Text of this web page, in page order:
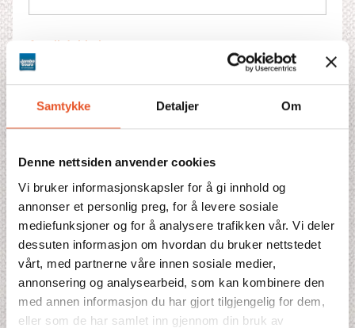
Samtykke Detaljer Om
Denne nettsiden anvender cookies
Vi bruker informasjonskapsler for å gi innhold og
annonser et personlig preg, for å levere sosiale
mediefunksjoner og for å analysere trafikken vår. Vi deler
dessuten informasjon om hvordan du bruker nettstedet
vårt, med partnerne våre innen sosiale medier,
annonsering og analysearbeid, som kan kombinere den
med annen informasjon du har gjort tilgjengelig for dem,
eller som de har samlet inn gjennom din bruk av
Antall dobbeltrom
Antall barn i ekstraseng**
Antall enkeltrom
Antall netter